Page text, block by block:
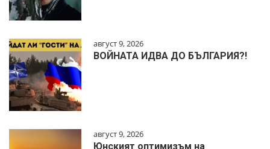
август 9, 2026
ВОЙНАТА ИДВА ДО БЪЛГАРИЯ?!
август 9, 2026
Юнският оптимизъм на